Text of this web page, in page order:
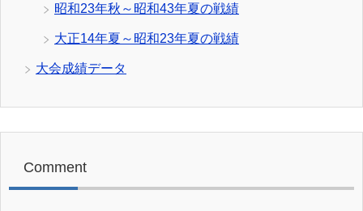
昭和23年秋～昭和43年夏の戦績
大正14年夏～昭和23年夏の戦績
大会成績データ
Comment